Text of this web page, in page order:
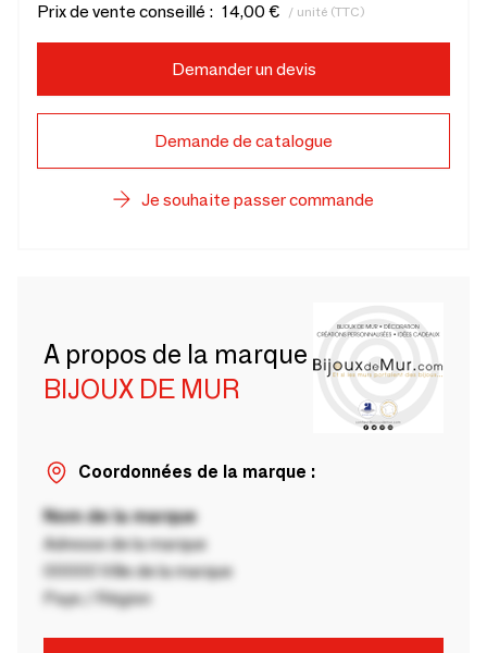
Prix de vente conseillé : 14,00 € / unité (TTC)
Demander un devis
Demande de catalogue
Je souhaite passer commande
A propos de la marque
BIJOUX DE MUR
Coordonnées de la marque :
Nom de la marque
Adresse de la marque
00000 Ville de la marque
Pays / Région